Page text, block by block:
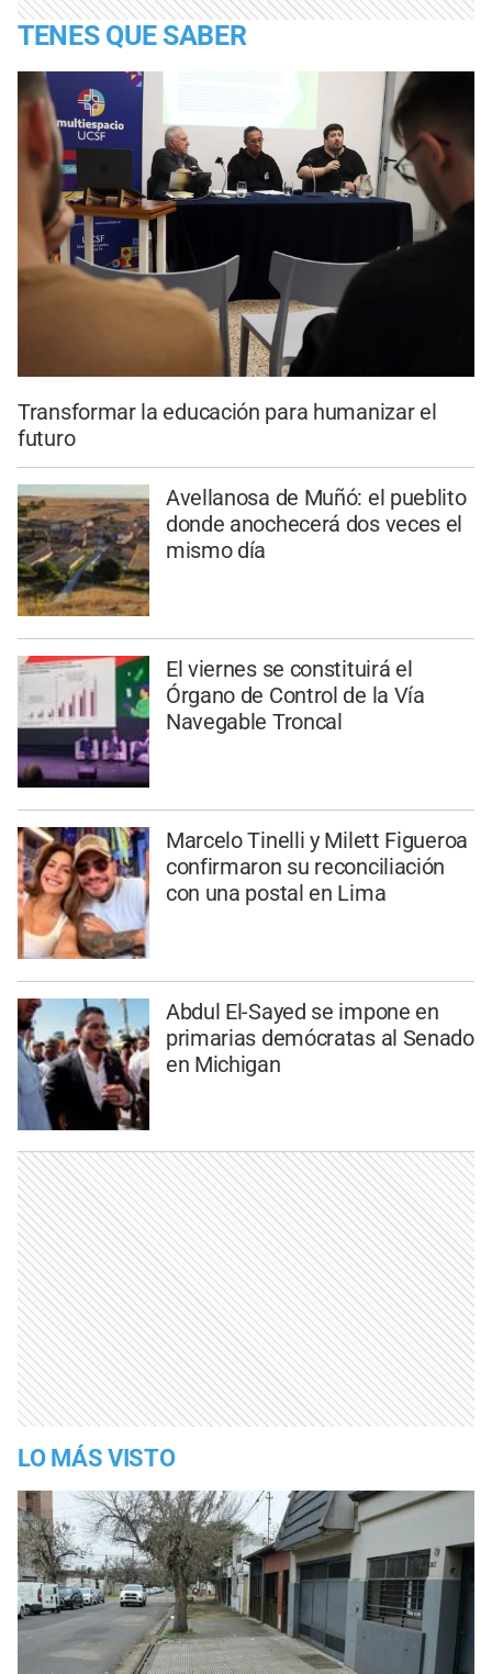
TENES QUE SABER
Transformar la educación para humanizar el
futuro
Avellanosa de Muñó: el pueblito
donde anochecerá dos veces el
mismo día
El viernes se constituirá el
Órgano de Control de la Vía
Navegable Troncal
Marcelo Tinelli y Milett Figueroa
confirmaron su reconciliación
con una postal en Lima
Abdul El-Sayed se impone en
primarias demócratas al Senado
en Michigan
LO MÁS VISTO